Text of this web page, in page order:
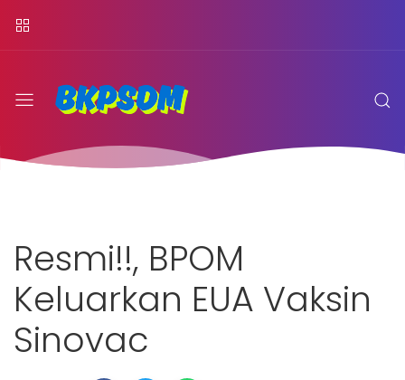
Resmi!!, BPOM
Keluarkan EUA Vaksin
Sinovac